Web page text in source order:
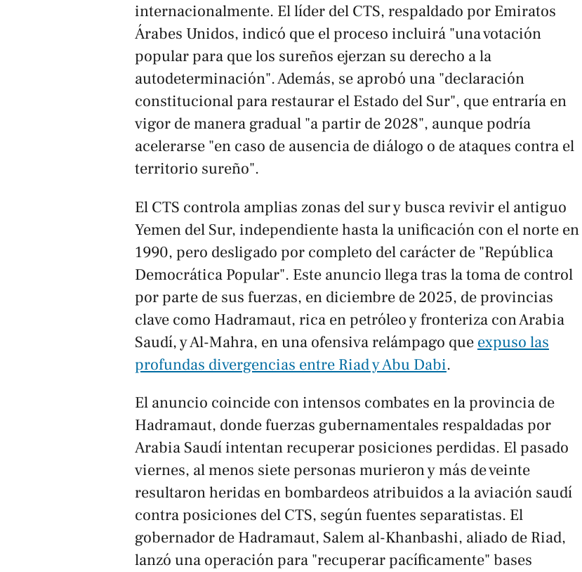
internacionalmente. El líder del CTS, respaldado por Emiratos
Árabes Unidos, indicó que el proceso incluirá "una votación
popular para que los sureños ejerzan su derecho a la
autodeterminación". Además, se aprobó una "declaración
constitucional para restaurar el Estado del Sur", que entraría en
vigor de manera gradual "a partir de 2028", aunque podría
acelerarse "en caso de ausencia de diálogo o de ataques contra el
territorio sureño".
El CTS controla amplias zonas del sur y busca revivir el antiguo
Yemen del Sur, independiente hasta la unificación con el norte en
1990, pero desligado por completo del carácter de "República
Democrática Popular". Este anuncio llega tras la toma de control
por parte de sus fuerzas, en diciembre de 2025, de provincias
clave como Hadramaut, rica en petróleo y fronteriza con Arabia
Saudí, y Al-Mahra, en una ofensiva relámpago que expuso las
profundas divergencias entre Riad y Abu Dabi.
El anuncio coincide con intensos combates en la provincia de
Hadramaut, donde fuerzas gubernamentales respaldadas por
Arabia Saudí intentan recuperar posiciones perdidas. El pasado
viernes, al menos siete personas murieron y más de veinte
resultaron heridas en bombardeos atribuidos a la aviación saudí
contra posiciones del CTS, según fuentes separatistas. El
gobernador de Hadramaut, Salem al-Khanbashi, aliado de Riad,
lanzó una operación para "recuperar pacíficamente" bases